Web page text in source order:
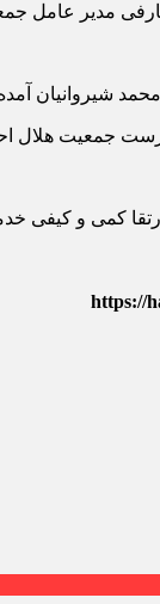
مدیر عامل
شیروانیان
جمعیت
ارتقا کمی و
https://